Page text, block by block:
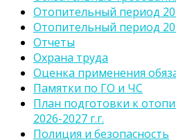
Отопительный период
Отопительный период
Отчеты
Охрана труда
Оценка применения
Памятки по ГО и ЧС
План подготовки к
2026-2027 г.г.
Полиция и безопасность